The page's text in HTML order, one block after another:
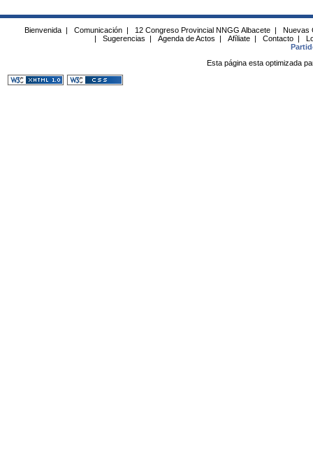
Bienvenida | Comunicación | 12 Congreso Provincial NNGG Albacete |
Nuevas
|
Sugerencias | Agenda de Actos | Afíliate | Contacto |
Esta página esta optimizada